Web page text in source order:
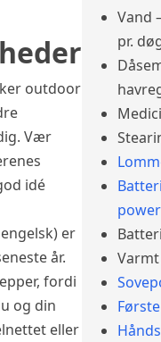
outdoor
Vær
idé
er
år.
fordi
og din
eller
Vand
pr.